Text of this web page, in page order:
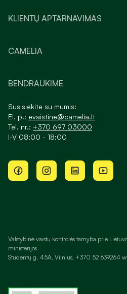
KLIENTŲ APTARNAVIMAS
CAMELIA
BENDRAUKIME
Susisiekite su mumis:
El. p.: evaistine@camelia.lt
Tel. nr.: +370 697 03000
I-V 08:00 - 18:00
Valstybinė vaistų kontrolės tarnyba prie
ministerijos
Studentų g. 45A, Vilnius, +370 52 639264